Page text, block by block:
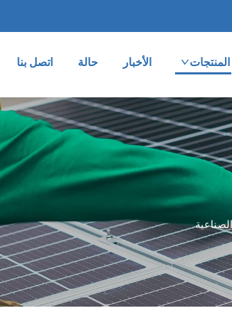
المنتجات الأخبار حالة اتصل بنا